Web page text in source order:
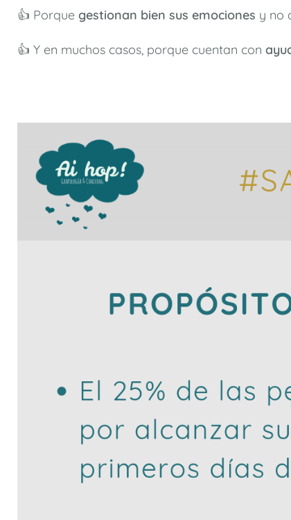
👍 Porque gestionan bien sus emociones y no
👍 Y en muchos casos, porque cuentan con